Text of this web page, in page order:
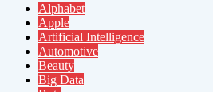
Alphabet
Apple
Artificial Intelligence
Automotive
Beauty
Big Data